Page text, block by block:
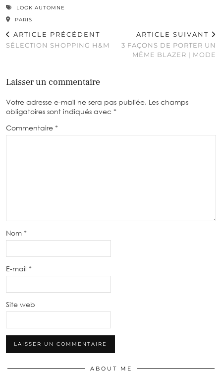
LOOK AUTOMNE
PARIS
ARTICLE PRÉCÉDENT
SÉLECTION SHOPPING H&M
ARTICLE SUIVANT
3 FAÇONS DE PORTER UN
MÊME BLAZER | MODE
Laisser un commentaire
Votre adresse e-mail ne sera pas publiée. Les champs
obligatoires sont indiqués avec *
Commentaire *
Nom *
E-mail *
Site web
ABOUT ME